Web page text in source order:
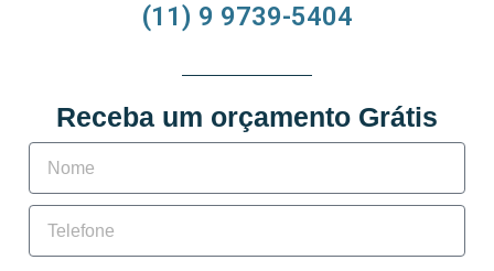
(11) 9 9739-5404
Receba um orçamento Grátis